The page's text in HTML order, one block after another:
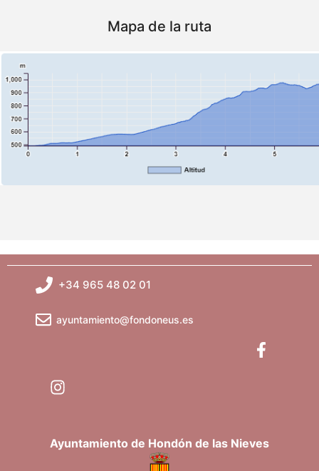
Mapa de la ruta
+34 965 48 02 01
ayuntamiento@fondoneus.es
Ayuntamiento de Hondón de las Nieves